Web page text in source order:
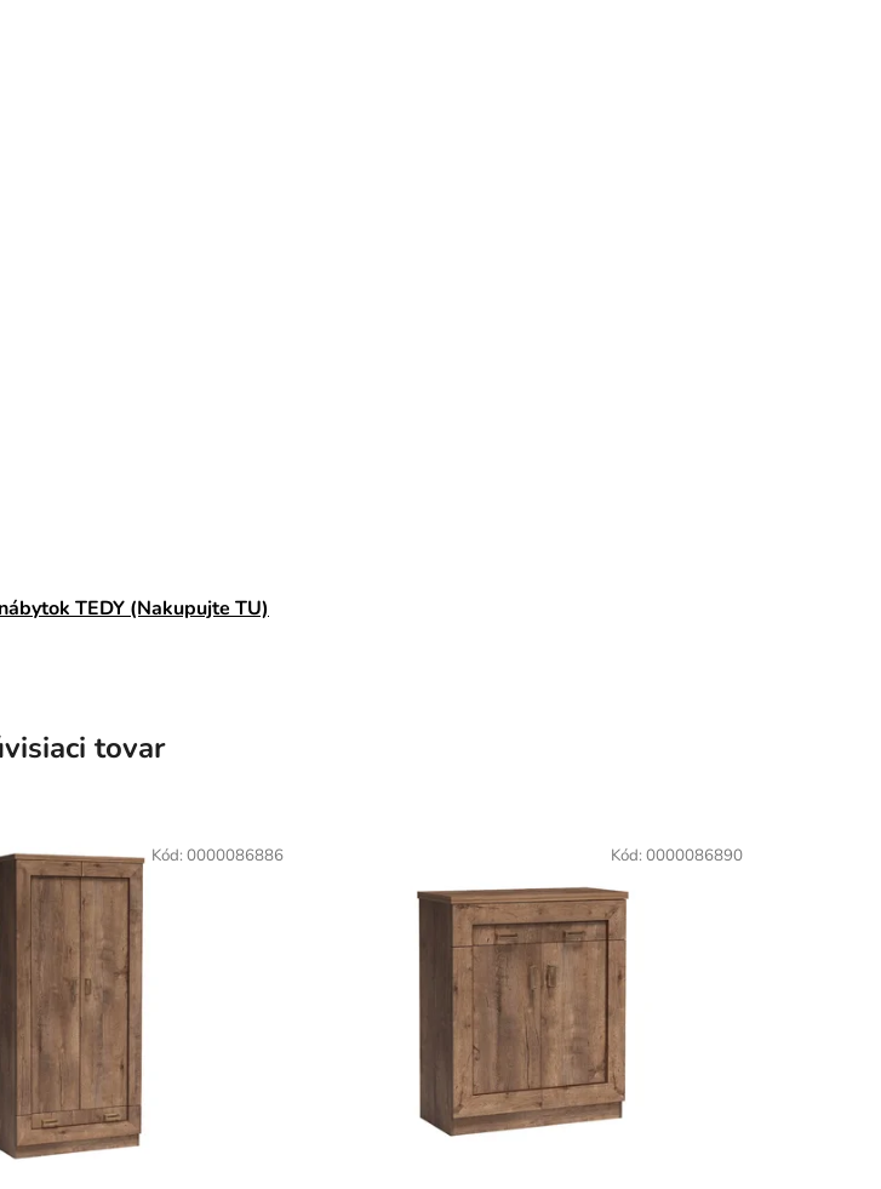
TEDY (Nakupujte TU)
tovar
Kód: 0000086886 Kód: 0000086890